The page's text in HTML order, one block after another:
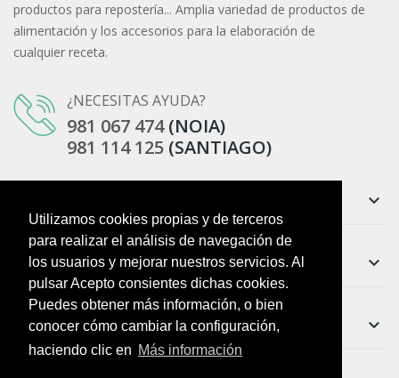
Utilizamos cookies propias y de terceros
para realizar el análisis de navegación de
los usuarios y mejorar nuestros servicios. Al
pulsar Acepto consientes dichas cookies.
Puedes obtener más información, o bien
conocer cómo cambiar la configuración,
haciendo clic en Más información
productos para repostería... Amplia variedad de productos de
alimentación y los accesorios para la elaboración de
cualquier receta.
¿NECESITAS AYUDA?
981 067 474(NOIA)
981 114 125 (SANTIAGO)
keyboard_arrow_down
Ayuda keyboard_arrow_down
Boletín keyboard_arrow_down